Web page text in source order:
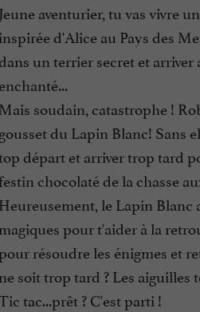
Jeune aventurier, tu vas vivre
inspirée d'Alice au Pays des
un terrier secret et
enchanté...
Mais soudain, catastrophe !
gousset du Lapin Blanc! Sans
départ et arriver trop tard
festin chocolaté de la chasse
Heureusement, le Lapin Blanc
magiques pour t'aider à la
résoudre les énigmes et
ne soit trop tard ? Les aiguilles
tac...prêt ? C'est parti !